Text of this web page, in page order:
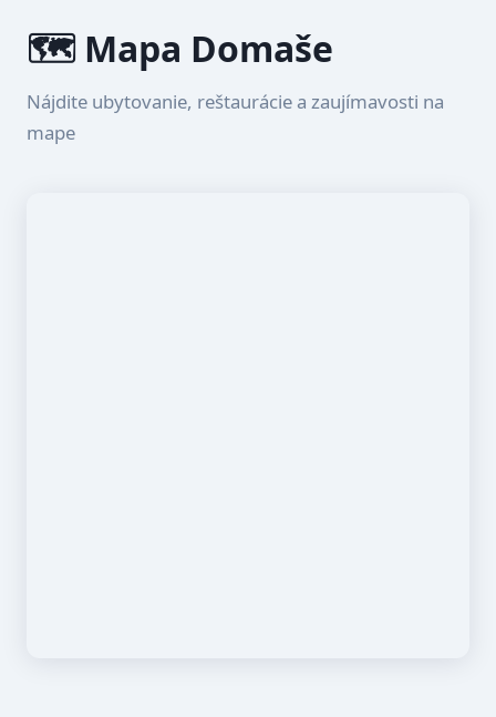
🗺️ Mapa Domaše
Nájdite ubytovanie, reštaurácie a zaujímavosti na
mape